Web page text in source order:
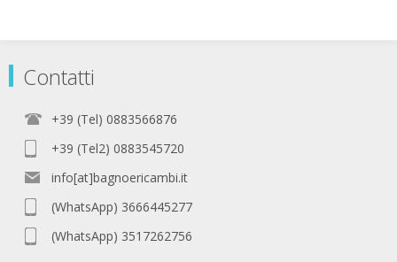
Contatti
+39 (Tel) 0883566876
+39 (Tel2) 0883545720
info[at]bagnoericambi.it
(WhatsApp) 3666445277
(WhatsApp) 3517262756